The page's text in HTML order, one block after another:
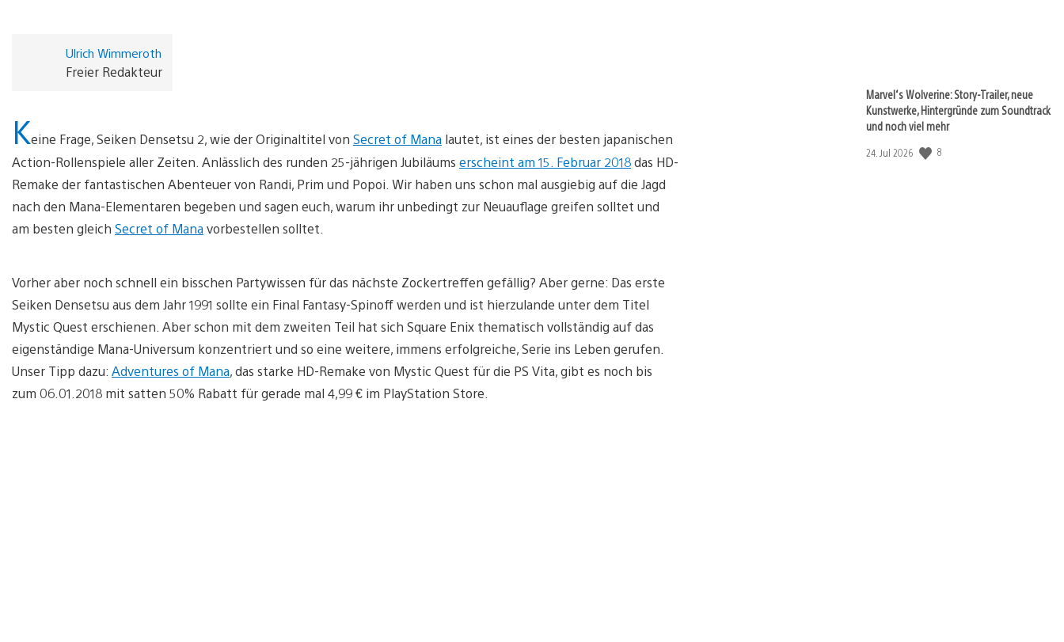
Ulrich Wimmeroth
Freier Redakteur
Keine Frage, Seiken Densetsu 2, wie der Originaltitel von Secret of Mana lautet, ist eines der besten japanischen
Action-Rollenspiele aller Zeiten. Anlässlich des runden 25-jährigen Jubiläums erscheint am 15. Februar 2018das HD-
Remake der fantastischen Abenteuer von Randi, Prim und Popoi. Wir haben uns schon mal ausgiebig auf die Jagd
nach den Mana-Elementaren begeben und sagen euch, warum ihr unbedingt zur Neuauflage greifen solltet und
am besten gleich Secret of Manavorbestellen solltet.
Vorher aber noch schnell ein bisschen Partywissen für das nächste Zockertreffen gefällig? Aber gerne: Das erste
Seiken Densetsu aus dem Jahr 1991 sollte ein Final Fantasy-Spinoff werden und ist hierzulande unter dem Titel
Mystic Quest erschienen. Aber schon mit dem zweiten Teil hat sich Square Enix thematisch vollständig auf das
eigenständige Mana-Universum konzentriert und so eine weitere, immens erfolgreiche, Serie ins Leben gerufen.
Unser Tipp dazu: Adventures of Mana, das starke HD-Remake von Mystic Quest für die PS Vita, gibt es noch bis
zum 06.01.2018 mit satten 50% Rabatt für gerade mal 4,99 € im PlayStation Store.
Marvel‘s Wolverine: Story-Trailer, neue
Kunstwerke, Hintergründe zum Soundtrack
und noch viel mehr
Veröffentlichungsdatum:
24. Jul 2026 8